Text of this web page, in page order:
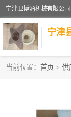
宁津
当前位置： 首页 > 供
纤维网